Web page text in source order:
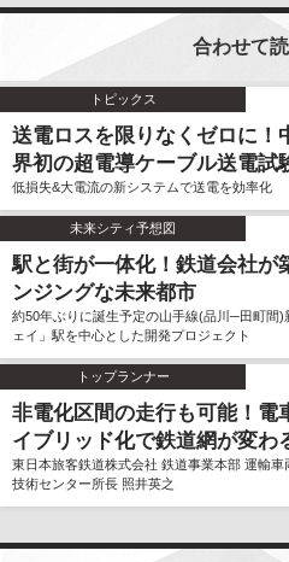
合わせて
トピックス
送電ロスを限りなくゼロに！
界初の超電導ケーブル送電試
低損失&大電流の新システムで送電を効率化
未来シティ予想図
駅と街が一体化！鉄道会社が
ンジングな未来都市
約50年ぶりに誕生予定の山手線(品川─田町間)
ェイ」駅を中心とした開発プロジェクト
トップランナー
非電化区間の走行も可能！電
イブリッド化で鉄道網が変わ
東日本旅客鉄道株式会社 鉄道事業本部 運輸車
技術センター所長 照井英之